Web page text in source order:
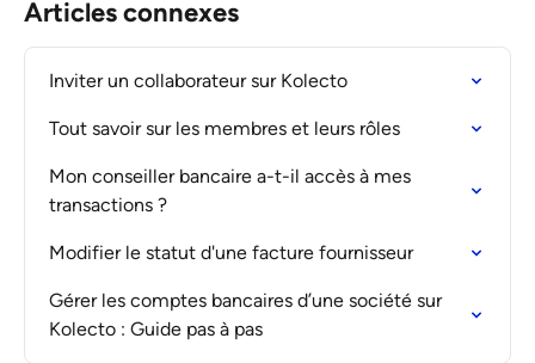
Articles connexes
Inviter un collaborateur sur Kolecto
Tout savoir sur les membres et leurs rôles
Mon conseiller bancaire a-t-il accès à mes
transactions ?
Modifier le statut d'une facture fournisseur
Gérer les comptes bancaires d’une société sur
Kolecto : Guide pas à pas